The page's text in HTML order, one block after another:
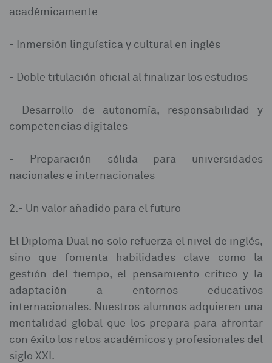
académicamente⁣
- Inmersión lingüística y cultural en inglés⁣
- Doble titulación oficial al finalizar los estudios⁣
- Desarrollo de autonomía, responsabilidad y
competencias digitales⁣
- Preparación sólida para universidades
nacionales e internacionales⁣
2.- Un valor añadido para el futuro⁣
El Diploma Dual no solo refuerza el nivel de inglés,
sino que fomenta habilidades clave como la
gestión del tiempo, el pensamiento crítico y la
adaptación a entornos educativos
internacionales. Nuestros alumnos adquieren una
mentalidad global que los prepara para afrontar
con éxito los retos académicos y profesionales del
siglo XXI.⁣